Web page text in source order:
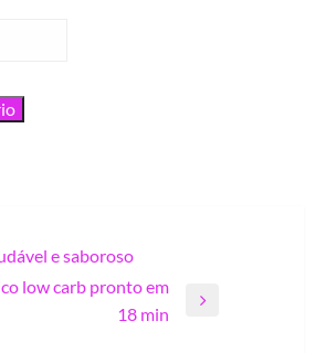
e saboroso
low carb pronto em
18 min